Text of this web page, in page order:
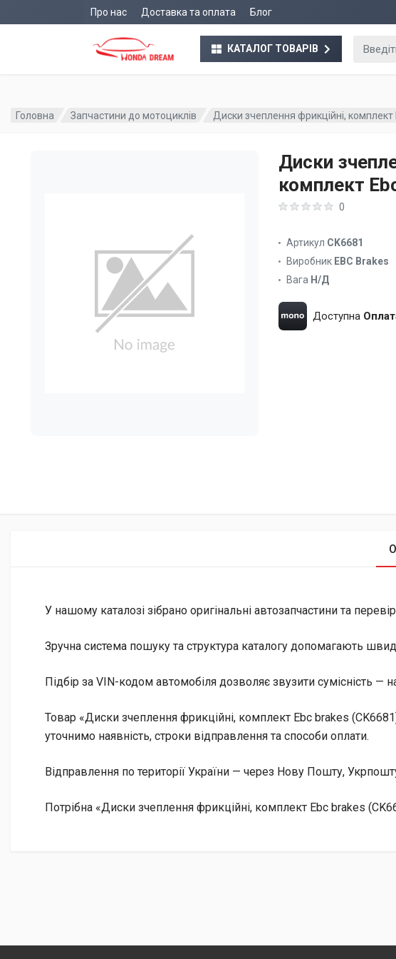
Про нас Доставка та оплата Блог
КАТАЛОГ ТОВАРІВ
Головна Запчастини до мотоциклів Диски зчеплення фрикційні,
Диски
комплект
0
Артикул CK6681
Виробник EBC Brakes
Вага Н/Д
Доступна
У нашому каталозі зібрано оригінальні автозапчастини та
Зручна система пошуку та структура каталогу допомагають
Підбір за VIN-кодом автомобіля дозволяє звузити сумісність
Товар «Диски зчеплення фрикційні, комплект Ebc brakes
уточнимо наявність, строки відправлення та способи оплати.
Відправлення по території України — через Нову Пошту,
Потрібна «Диски зчеплення фрикційні, комплект Ebc brakes